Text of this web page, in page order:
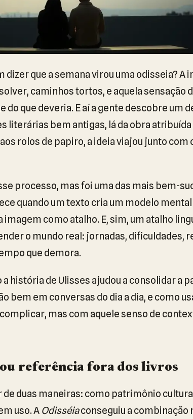
dizer que a semana virou uma odisseia? A
caminhos tortos, e aquela sensação
que deveria. E aí a gente descobre um
literárias bem antigas, lá da obra atribuída
rolos de papiro, a ideia viajou junto com
processo, mas foi uma das mais bem-
quando um texto cria um modelo
imagem como atalho. E, sim, um atalho
o mundo real: jornadas, dificuldades,
que demora.
história de Ulisses ajudou a consolidar a
bem em conversas do dia a dia, e como
mas com aquele senso de
referência fora dos livros
duas maneiras: como patrimônio
uso. A Odisséiaconseguiu a combinação